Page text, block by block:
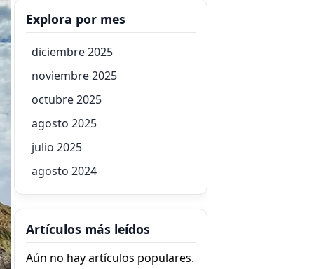
Explora por mes
diciembre 2025
noviembre 2025
octubre 2025
agosto 2025
julio 2025
agosto 2024
Artículos más leídos
Aún no hay artículos populares.